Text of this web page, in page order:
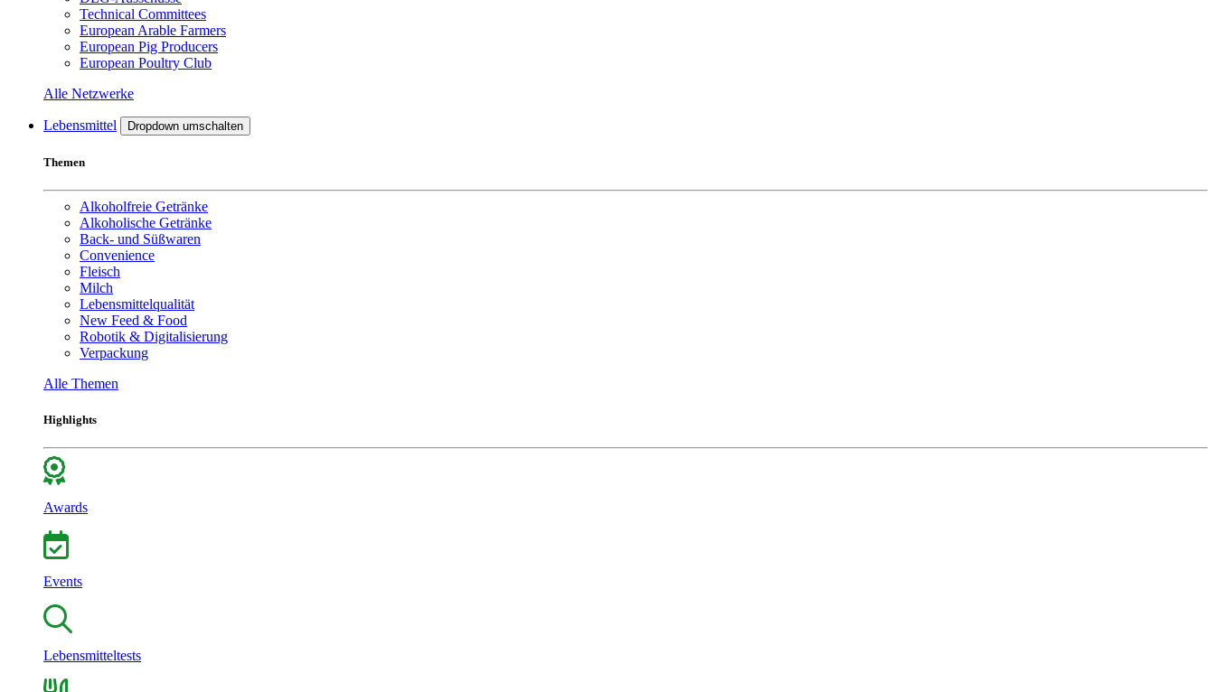
Technical Committees
European Arable Farmers
European Pig Producers
European Poultry Club
Alle Netzwerke
Lebensmittel Dropdown umschalten
Themen
Alkoholfreie Getränke
Alkoholische Getränke
Back- und Süßwaren
Convenience
Fleisch
Milch
Lebensmittelqualität
New Feed & Food
Robotik & Digitalisierung
Verpackung
Alle Themen
Highlights
Awards
Events
Lebensmitteltests